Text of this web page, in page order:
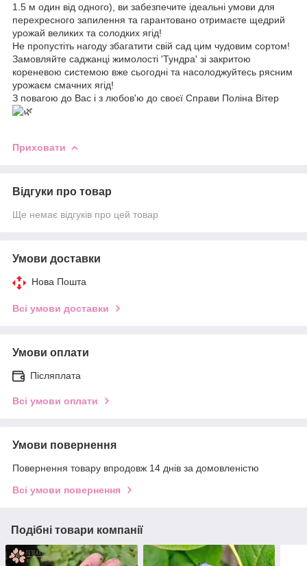
1.5 м один від одного), ви забезпечите ідеальні умови для
перехресного запилення та гарантовано отримаєте щедрий
урожай великих та солодких ягід!
Не пропустіть нагоду збагатити свій сад цим чудовим сортом!
Замовляйте саджанці жимолості 'Тундра' зі закритою
кореневою системою вже сьогодні та насолоджуйтесь рясним
урожаєм смачних ягід!
З повагою до Вас і з любов'ю до своєї Справи Поліна Вітер
Приховати
Відгуки про товар
Ще немає відгуків про цей товар
Умови доставки
Нова Пошта
Всі умови доставки
Умови оплати
Післяплата
Всі умови оплати
Умови повернення
Повернення товару впродовж 14 днів за домовленістю
Всі умови повернення
Подібні товари компанії